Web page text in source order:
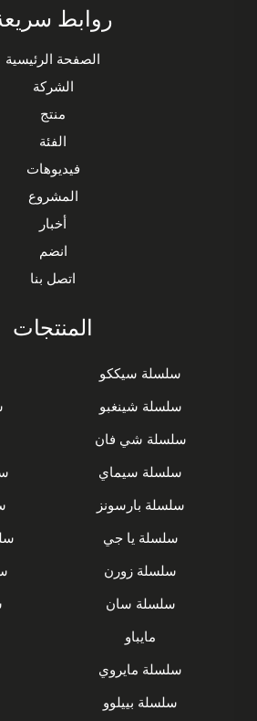
روابط
الصفحة الرئيسية
الشركة
منتج
الفئة
فيديوهات
المشروع
أخبار
انضم
اتصل بنا
المنتجات
سلسلة سيككو
سلسلة شينغبو
سلسلة شي فان
سلسلة سيماي
سلسلة بارسونز
سلسلة يا جي
سلسلة زورن
سلسلة سان
مايباو
سلسلة مايروي
سلسلة بييلوو